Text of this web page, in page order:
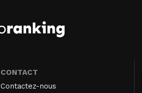
CONTACT
Contactez-nous